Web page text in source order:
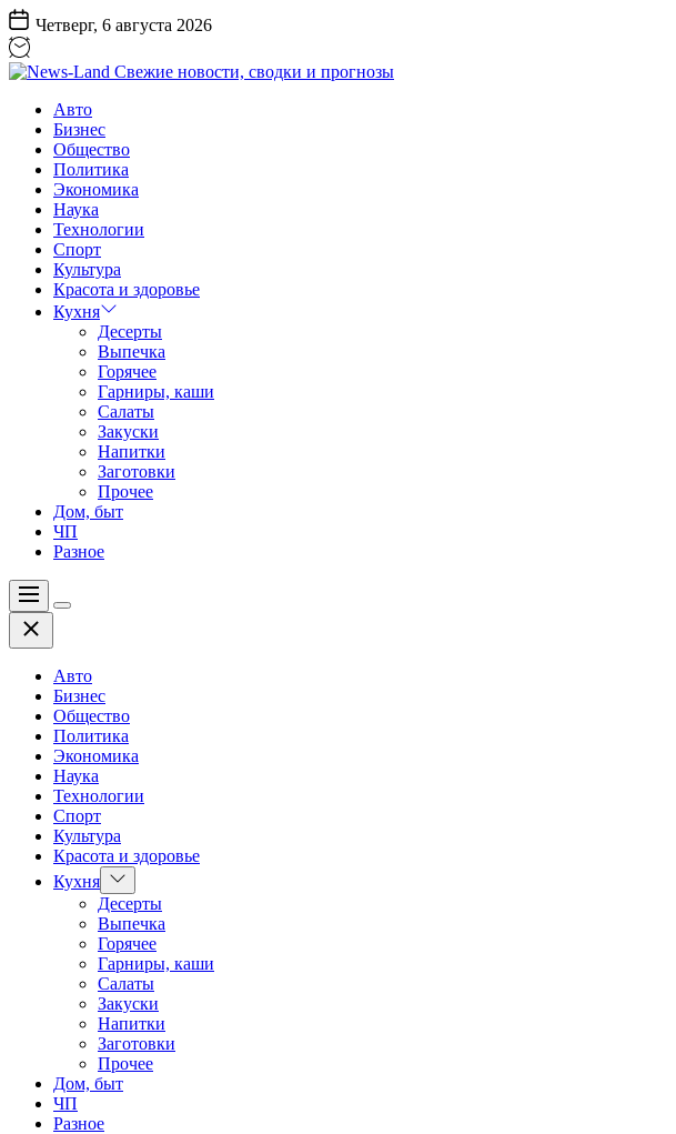
Перейти
к
содержанию
Четверг, 6 августа 2026
Land
Свежие
новости,
сводки
прогнозы
Авто
Бизнес
Общество
Политика
Экономика
Наука
Технологии
Спорт
Культура
Красота и здоровье
Кухня
Десерты
Выпечка
Горячее
Гарниры, каши
Салаты
Закуски
Напитки
Заготовки
Прочее
Дом, быт
ЧП
Разное
Меню
Цвет
Закрыть
Авто
Бизнес
Общество
Политика
Экономика
Наука
Технологии
Спорт
Культура
Красота и здоровье
Кухня Показать
подменю
Десерты
Выпечка
Горячее
Гарниры, каши
Салаты
Закуски
Напитки
Заготовки
Прочее
Дом, быт
ЧП
Разное